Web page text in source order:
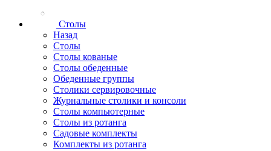
Столы
Назад
Столы
Столы кованые
Столы обеденные
Обеденные группы
Столики сервировочные
Журнальные столики и консоли
Столы компьютерные
Столы из ротанга
Садовые комплекты
Комплекты из ротанга